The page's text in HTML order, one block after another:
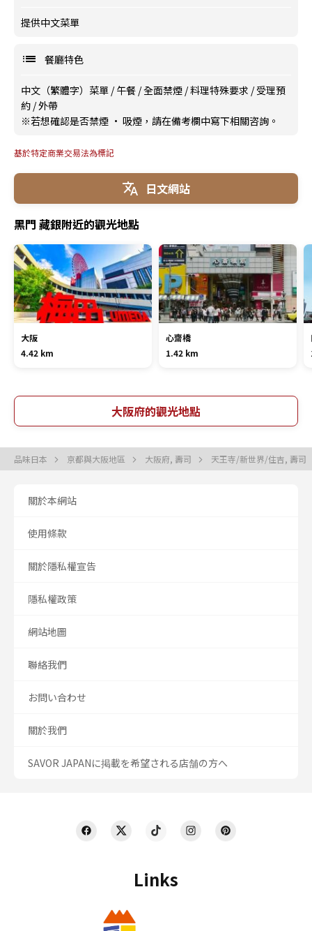
提供中文菜單
餐廳特色
中文（繁體字）菜單 /午餐 /全面禁煙 /料理特殊要求 /受理預
約 /外帶
※若想確認是否禁煙 · 吸煙，請在備考欄中寫下相關咨詢。
基於特定商業交易法為標記
日文網站
黑門 藏銀附近的觀光地點
大阪
4.42 km
心齋橋
1.42 km
大阪府的觀光地點
品味日本 京都與大阪地區 大阪府, 壽司 天王寺/新世界/住吉, 壽司
Links
關於本網站
使用條款
關於隱私權宣告
隱私權政策
網站地圖
聯絡我們
お問い合わせ
關於我們
SAVOR JAPANに掲載を希望される店舗の方へ